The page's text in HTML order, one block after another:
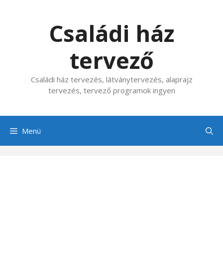
Családi ház
tervező
Családi ház tervezés, látványtervezés, alaprajz
tervezés, tervező programok ingyen
Menü